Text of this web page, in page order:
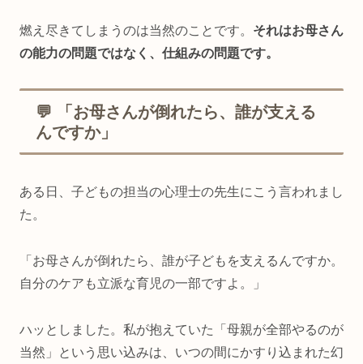
燃え尽きてしまうのは当然のことです。 それはお母さん
の能力の問題ではなく、仕組みの問題です。
💬 「お母さんが倒れたら、誰が支える
んですか」
ある日、子どもの担当の心理士の先生にこう言われまし
た。
「お母さんが倒れたら、誰が子どもを支えるんですか。
自分のケアも立派な育児の一部ですよ。」
ハッとしました。私が抱えていた「母親が全部やるのが
当然」という思い込みは、いつの間にかすり込まれた幻